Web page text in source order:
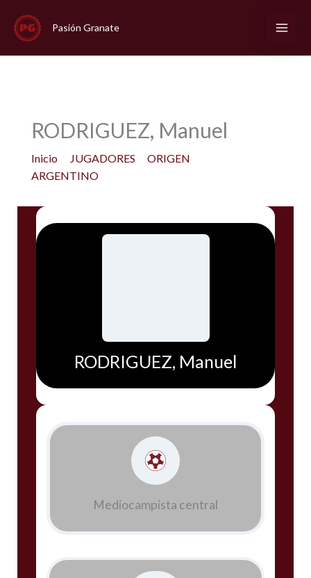
contenido
Pasión Granate
RODRIGUEZ, Manuel
Inicio JUGADORES
ORIGEN
ARGENTINO
RODRIGUEZ, Manuel
Mediocampista central